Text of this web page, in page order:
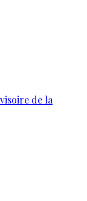
de la